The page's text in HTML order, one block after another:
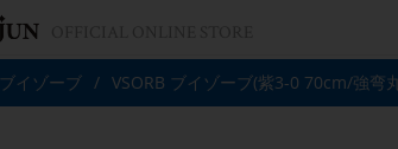
ブイゾーブ / VSORB ブイゾーブ(紫3-0 70cm/強弯